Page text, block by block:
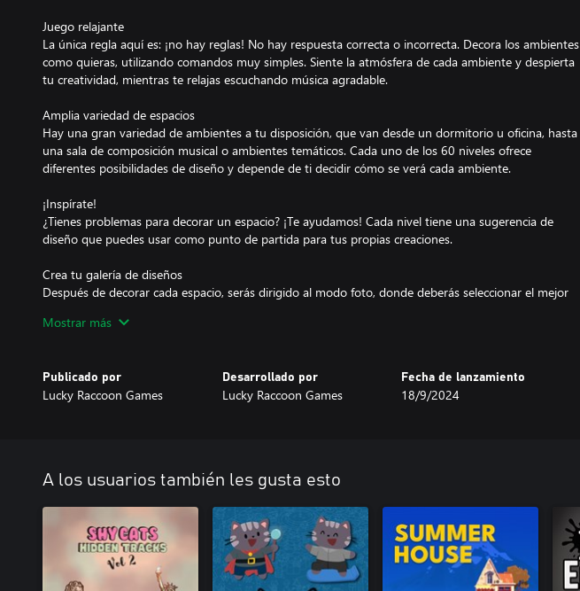
Juego relajante
La única regla aquí es: ¡no hay reglas! No hay respuesta correcta o incorrecta. Decora los ambientes
como quieras, utilizando comandos muy simples. Siente la atmósfera de cada ambiente y despierta
tu creatividad, mientras te relajas escuchando música agradable.
Amplia variedad de espacios
Hay una gran variedad de ambientes a tu disposición, que van desde un dormitorio u oficina, hasta
una sala de composición musical o ambientes temáticos. Cada uno de los 60 niveles ofrece
diferentes posibilidades de diseño y depende de ti decidir cómo se verá cada ambiente.
¡Inspírate!
¿Tienes problemas para decorar un espacio? ¡Te ayudamos! Cada nivel tiene una sugerencia de
diseño que puedes usar como punto de partida para tus propias creaciones.
Crea tu galería de diseños
Después de decorar cada espacio, serás dirigido al modo foto, donde deberás seleccionar el mejor
Mostrar más
Publicado por
Lucky Raccoon Games
Desarrollado por
Lucky Raccoon Games
Fecha de lanzamiento
18/9/2024
A los usuarios también les gusta esto